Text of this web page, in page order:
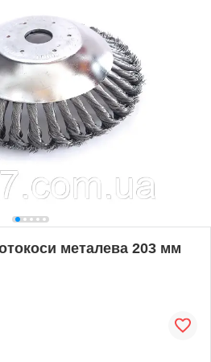
металева 203 мм